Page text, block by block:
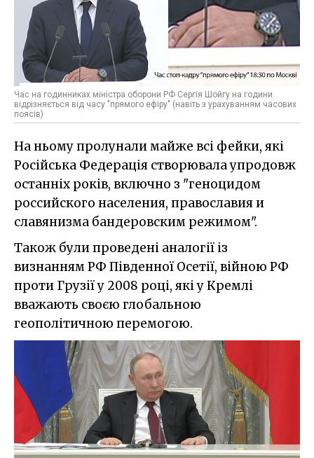
Час на годинниках міністра оборони РФ Сергія Шойгу на години
відрізняється від часу "прямого ефіру" (навіть з урахуванням часових
поясів)
На ньому пролунали майже всі фейки, які
Російська Федерація створювала упродовж
останніх років, включно з "геноцидом
российского населения, православия и
славянизма бандеровским режимом".
Також були проведені аналогії із
визнанням РФ Південної Осетії, війною РФ
проти Грузії у 2008 році, які у Кремлі
вважають своєю глобальною
геополітичною перемогою.